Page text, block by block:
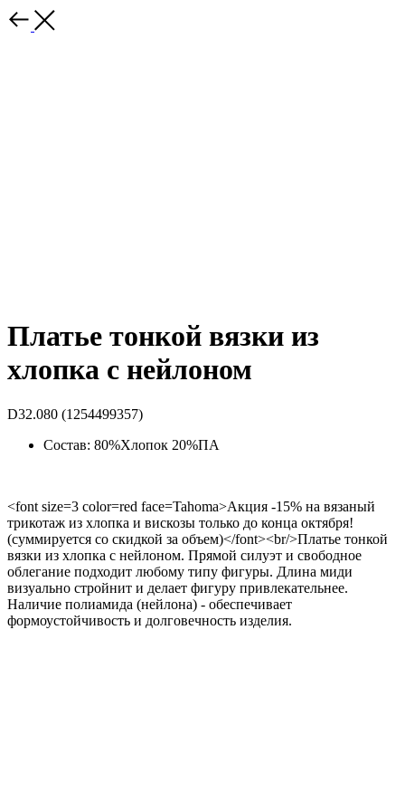
Платье тонкой вязки из
хлопка с нейлоном
D32.080 (1254499357)
Состав: 80%Хлопок 20%ПА
<font size=3 color=red face=Tahoma>Акция -15% на вязаный
трикотаж из хлопка и вискозы только до конца октября!
(суммируется со скидкой за объем)</font><br/>Платье тонкой
вязки из хлопка с нейлоном. Прямой силуэт и свободное
облегание подходит любому типу фигуры. Длина миди
визуально стройнит и делает фигуру привлекательнее.
Наличие полиамида (нейлона) - обеспечивает
формоустойчивость и долговечность изделия.